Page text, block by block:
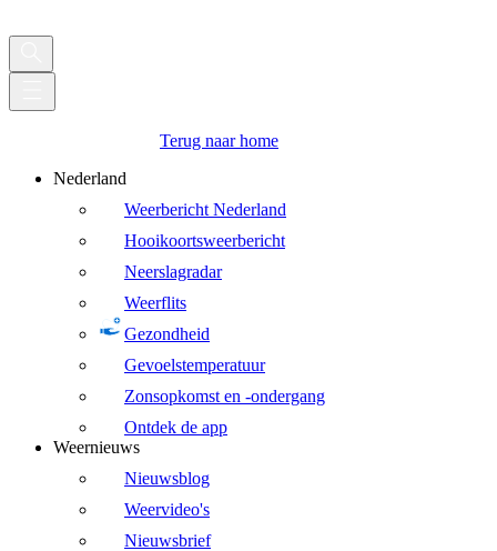
Terug naar home
Nederland
Weerbericht Nederland
Hooikoortsweerbericht
Neerslagradar
Weerflits
Gezondheid
Gevoelstemperatuur
Zonsopkomst en -ondergang
Ontdek de app
Weernieuws
Nieuwsblog
Weervideo's
Nieuwsbrief